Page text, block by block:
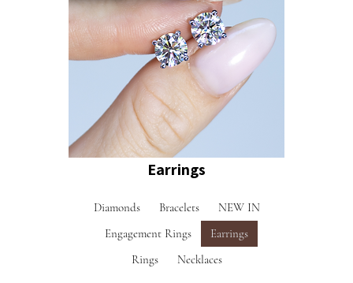
Earrings
NEW IN
Bracelets
Diamonds
Earrings
Engagement Rings
Necklaces
Rings